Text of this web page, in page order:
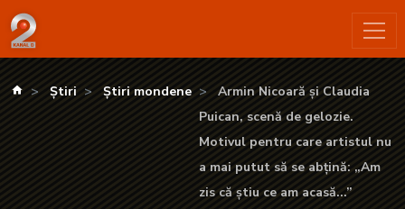
Armin Nicoară și Claudia Puican, scenă de gelozie. Motivul
kanald.ro
Știri Știri mondene
Armin Nicoară și Claudia
Puican, scenă de gelozie.
Motivul pentru care artistul nu
a mai putut să se abțină: „Am
zis că știu ce am acasă...”